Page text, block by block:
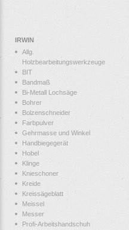
IRWIN
Allg.
Holzbearbeitungswerkzeuge
BIT
Bandmaß
Bi-Metall Lochsäge
Bohrer
Bolzenschneider
Farbpulver
Gehrmasse und Winkel
Handbiegegerät
Hobel
Klinge
Knieschoner
Kreide
Kreissägeblatt
Meissel
Messer
Profi-Arbeitshandschuh